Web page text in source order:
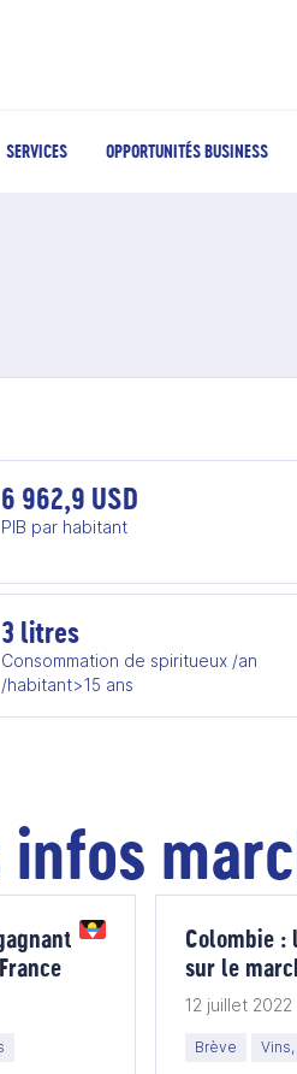
SERVICES OPPORTUNITÉS BUSINESS
6 962,9 USD
PIB par habitant
3 litres
Consommation de spiritueux /an
/habitant>15 ans
Colombie :
sur le
12 juillet 2022
Brève